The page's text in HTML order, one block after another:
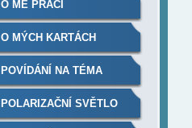
O MÉ PRÁCI
O MÝCH KARTÁCH
POVÍDÁNÍ NA TÉMA
POLARIZAČNÍ SVĚTLO